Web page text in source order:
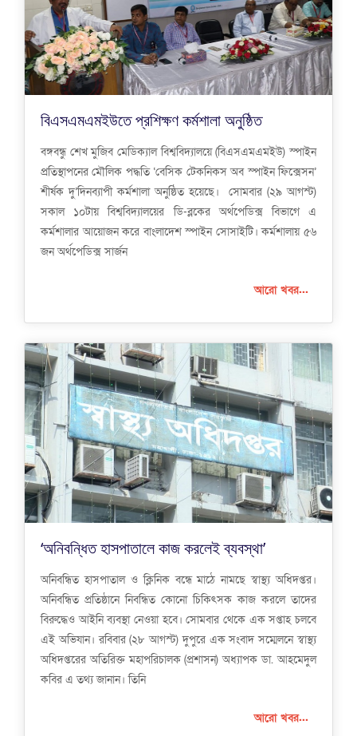
বিএসএমএমইউতে প্রশিক্ষণ কর্মশালা অনুষ্ঠিত
বঙ্গবন্ধু শেখ মুজিব মেডিক্যাল বিশ্ববিদ্যালয়ে (বিএসএমএমইউ) স্পাইন
প্রতিস্থাপনের মৌলিক পদ্ধতি ‘বেসিক টেকনিকস অব স্পাইন ফিক্সেসন’
শীর্ষক দু’দিনব্যাপী কর্মশালা অনুষ্ঠিত হয়েছে। সোমবার (২৯ আগস্ট)
সকাল ১০টায় বিশ্ববিদ্যালয়ের ডি-ব্লকের অর্থপেডিক্স বিভাগে এ
কর্মশালার আয়োজন করে বাংলাদেশ স্পাইন সোসাইটি। কর্মশালায় ৫৬
জন অর্থপেডিক্স সার্জন
আরো খবর...
‘অনিবন্ধিত হাসপাতালে কাজ করলেই ব্যবস্থা’
অনিবন্ধিত হাসপাতাল ও ক্লিনিক বন্ধে মাঠে নামছে স্বাস্থ্য অধিদপ্তর।
অনিবন্ধিত প্রতিষ্ঠানে নিবন্ধিত কোনো চিকিৎসক কাজ করলে তাদের
বিরুদ্ধেও আইনি ব্যবস্থা নেওয়া হবে। সোমবার থেকে এক সপ্তাহ চলবে
এই অভিযান। রবিবার (২৮ আগস্ট) দুপুরে এক সংবাদ সম্মেলনে স্বাস্থ্য
অধিদপ্তরের অতিরিক্ত মহাপরিচালক (প্রশাসন) অধ্যাপক ডা. আহমেদুল
কবির এ তথ্য জানান। তিনি
আরো খবর...